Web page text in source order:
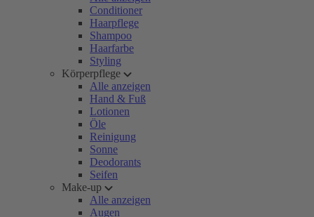
Conditioner
Haarpflege
Shampoo
Haarfarbe
Styling
Körperpflege
Alle anzeigen
Hand & Fuß
Lotionen
Öle
Reinigung
Sonne
Deodorants
Seifen
Make-up
Alle anzeigen
Augen